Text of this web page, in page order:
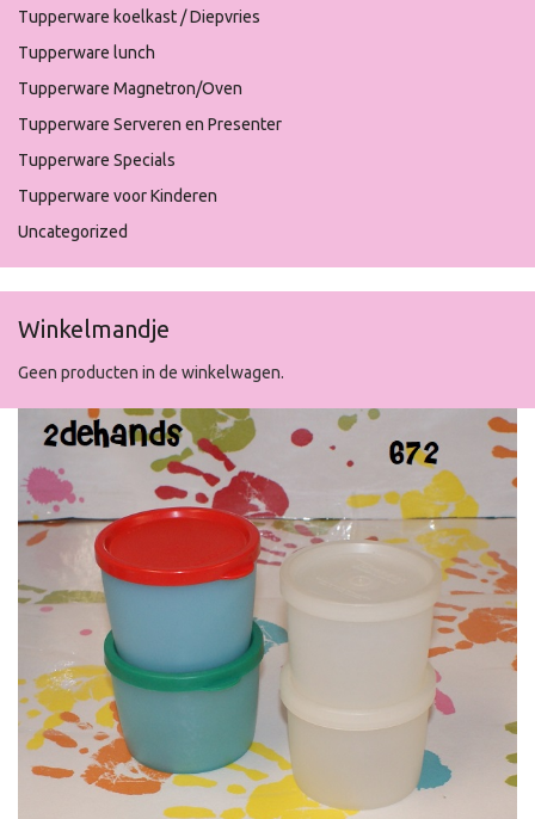
Tupperware koelkast / Diepvries
Tupperware lunch
Tupperware Magnetron/Oven
Tupperware Serveren en Presenter
Tupperware Specials
Tupperware voor Kinderen
Uncategorized
Winkelmandje
Geen producten in de winkelwagen.